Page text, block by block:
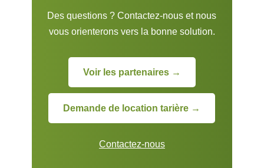
Des questions ? Contactez-nous et nous
vous orienterons vers la bonne solution.
Voir les partenaires →
Demande de location tarière →
Contactez-nous